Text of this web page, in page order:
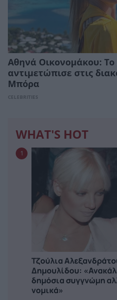
Αθηνά Οικονομάκου:
αντιμετώπισε στις
Μπόρα
CELEBRITIES
WHAT'S HOT
1
Τζούλια
Δημουλίδου:
δημόσια συγγνώμη
νομικά»